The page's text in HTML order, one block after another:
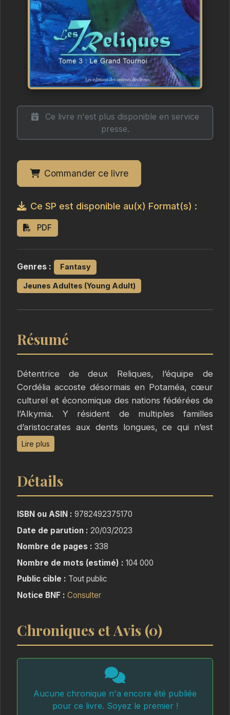
Ce livre n'est plus disponible en service
presse.
Commander ce livre
Ce SP est disponible au(x) Format(s) :
PDF
Genres : Fantasy
Jeunes Adultes (Young Adult)
Résumé
Détentrice de deux Reliques, l’équipe de
Cordélia accoste désormais en Potaméa, cœur
culturel et économique des nations fédérées de
l’Alkymia. Y résident de multiples familles
d’aristocrates aux dents longues, ce qui n’est
pas une bonne
nouvelle pour leur petite compagnie, toujours
Maisons. Cordélia devra pourtant explorer ce
continent aux visages
se procurer un bateau enchanté afin de
récupérer la troisième Relique, leur seul espoir
pour entraver le retour du maléfique
Entropia. Elle devra aussi trouver le dernier
membre de son groupe, ainsi que les réponses
commencent à apparaitre en son cœur. Tout un
Lire plus
Détails
ISBN ou ASIN : 9782492375170
Date de parution : 20/03/2023
Nombre de pages : 338
Nombre de mots (estimé) : 104 000
Public cible : Tout public
Notice BNF : Consulter
Chroniques et Avis (0)
Aucune chronique n'a encore été publiée
pour ce livre. Soyez le premier !